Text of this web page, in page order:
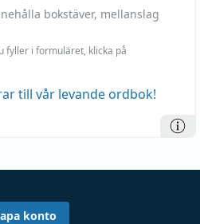
bokstäver, mellanslag
fyller i formuläret, klicka på
till vår levande ordbok!
konto